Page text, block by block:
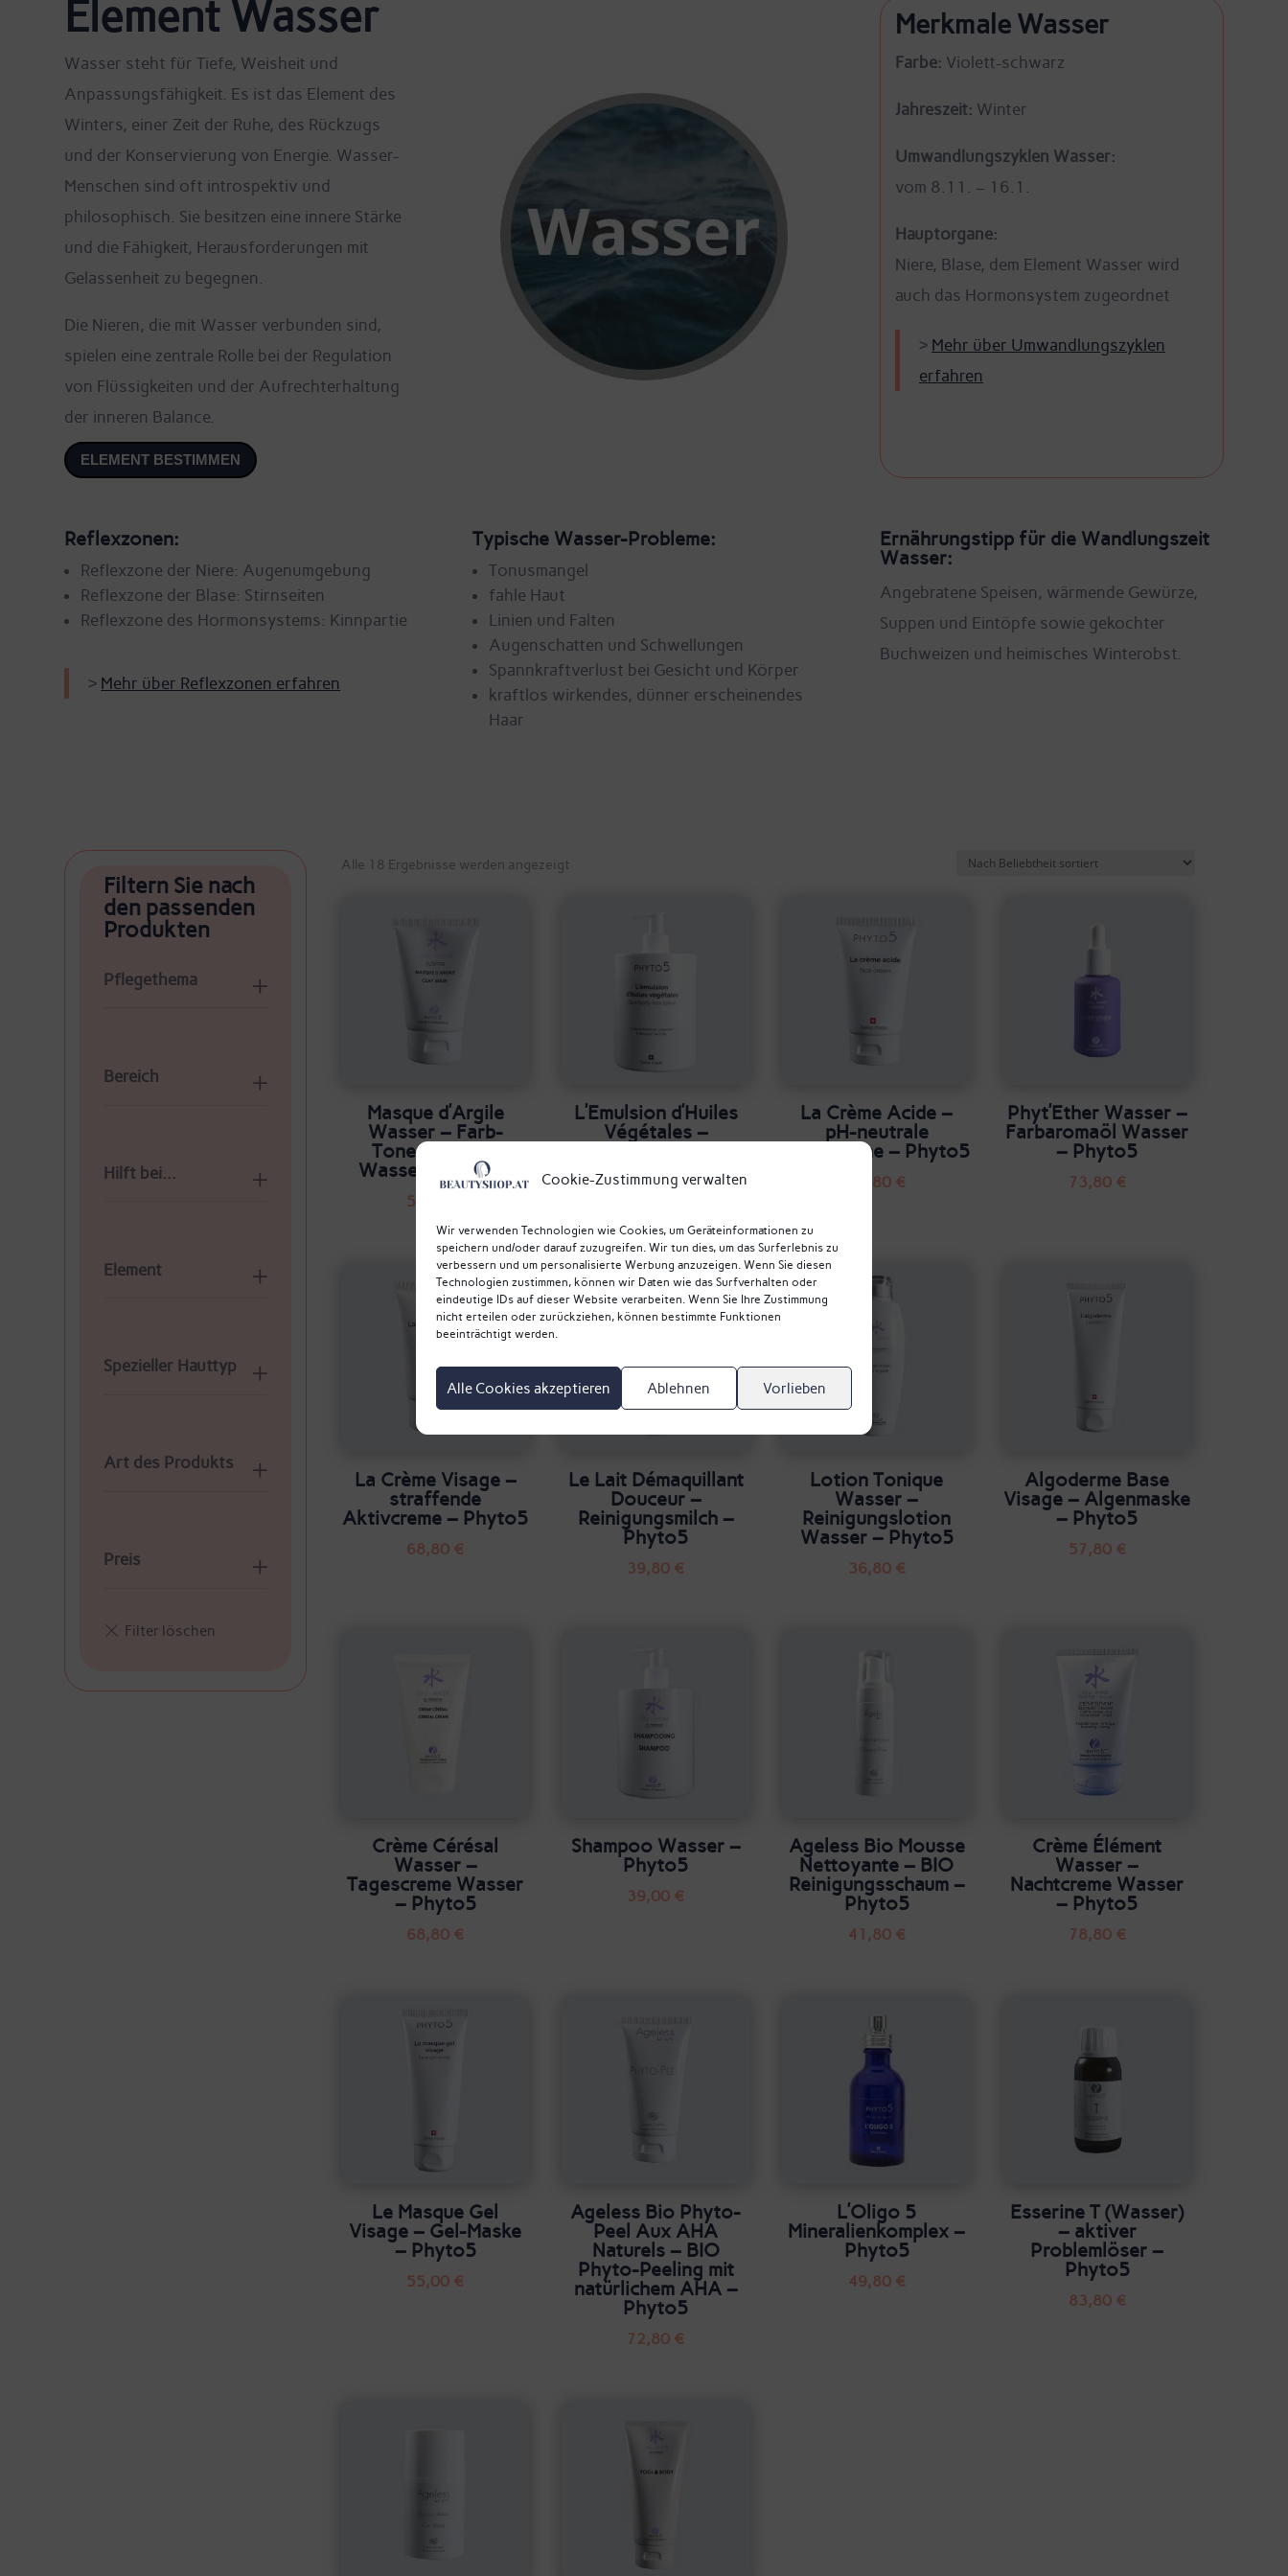
Cookie-Zustimmung verwalten
Wir verwenden Technologien wie Cookies, um Geräteinformationen zu
speichern und/oder darauf zuzugreifen. Wir tun dies, um das Surferlebnis zu
verbessern und um personalisierte Werbung anzuzeigen. Wenn Sie diesen
Technologien zustimmen, können wir Daten wie das Surfverhalten oder
eindeutige IDs auf dieser Website verarbeiten. Wenn Sie Ihre Zustimmung
nicht erteilen oder zurückziehen, können bestimmte Funktionen
beeinträchtigt werden.
Alle Cookies akzeptieren Ablehnen Vorlieben
Element Wasser
Wasser steht für Tiefe, Weisheit und
Anpassungsfähigkeit. Es ist das Element des
Winters, einer Zeit der Ruhe, des Rückzugs
und der Konservierung von Energie. Wasser-
Menschen sind oft introspektiv und
philosophisch. Sie besitzen eine innere Stärke
und die Fähigkeit, Herausforderungen mit
Gelassenheit zu begegnen.
Die Nieren, die mit Wasser verbunden sind,
spielen eine zentrale Rolle bei der Regulation
von Flüssigkeiten und der Aufrechterhaltung
der inneren Balance.
ELEMENT BESTIMMEN
Merkmale Wasser
Farbe: Violett-schwarz
Jahreszeit: Winter
Umwandlungszyklen Wasser:
vom 8.11. – 16.1.
Hauptorgane:
Niere, Blase, dem Element Wasser wird
auch das Hormonsystem zugeordnet
> Mehr über Umwandlungszyklen
erfahren
Reflexzonen:
Reflexzone der Niere: Augenumgebung
Reflexzone der Blase: Stirnseiten
Reflexzone des Hormonsystems: Kinnpartie
> Mehr über Reflexzonen erfahren
Typische Wasser-Probleme:
Tonusmangel
fahle Haut
Linien und Falten
Augenschatten und Schwellungen
Spannkraftverlust bei Gesicht und Körper
kraftlos wirkendes, dünner erscheinendes
Haar
Ernährungstipp für die Wandlungszeit
Wasser:
Angebratene Speisen, wärmende Gewürze,
Suppen und Eintöpfe sowie gekochter
Buchweizen und heimisches Winterobst.
Filtern Sie nach
den passenden
Produkten
Pflegethema
Bereich
Hilft bei...
Element
Spezieller Hauttyp
Art des Produkts
Preis
Alle 18 Ergebnisse werden angezeigtNach
Masque d’Argile
Wasser – Farb-
Tonerdemaske
Wasser – Phyto5
57,80
L’Emulsion d’Huiles
Végétales –
Phyto5
La Crème Acide –
pH-neutrale
Aktivcreme – Phyto5
52,80 €
Phyt’Ether Wasser –
Farbaromaöl Wasser
– Phyto5
73,80 €
La Crème Visage –
straffende
Aktivcreme – Phyto5
68,80 €
Le Lait Démaquillant
Douceur –
Reinigungsmilch –
Phyto5
39,80 €
Lotion Tonique
Wasser –
Reinigungslotion
Wasser – Phyto5
36,80 €
Algoderme Base
Visage – Algenmaske
– Phyto5
57,80 €
Crème Cérésal
Wasser –
Tagescreme Wasser
– Phyto5
68,80 €
Shampoo Wasser –
Phyto5
39,00 €
Ageless Bio Mousse
Nettoyante – BIO
Reinigungsschaum –
Phyto5
41,80 €
Crème Élément
Wasser –
Nachtcreme Wasser
– Phyto5
78,80 €
Le Masque Gel
Visage – Gel-Maske
– Phyto5
55,00 €
Ageless Bio Phyto-
Peel Aux AHA
Naturels – BIO
Phyto-Peeling mit
natürlichem AHA –
Phyto5
72,80 €
L’Oligo 5
Mineralienkomplex –
Phyto5
49,80 €
Esserine T (Wasser)
– aktiver
Problemlöser –
Phyto5
83,80 €